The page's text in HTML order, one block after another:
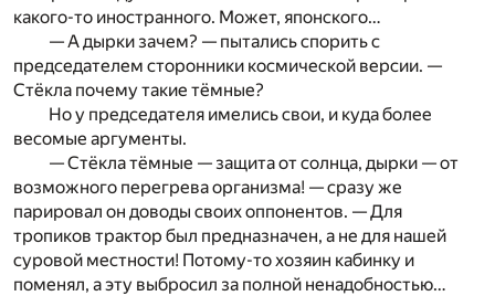
какого-то иностранного. Может, японского…
— А дырки зачем? — пытались спорить с
председателем сторонники космической версии. —
Стёкла почему такие тёмные?
Но у председателя имелись свои, и куда более
весомые аргументы.
— Стёкла тёмные — защита от солнца, дырки — от
возможного перегрева организма! — сразу же
парировал он доводы своих оппонентов. — Для
тропиков трактор был предназначен, а не для нашей
суровой местности! Потому-то хозяин кабинку и
поменял, а эту выбросил за полной ненадобностью…